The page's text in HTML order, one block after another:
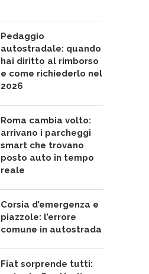
Pedaggio
autostradale: quando
hai diritto al rimborso
e come richiederlo nel
2026
Roma cambia volto:
arrivano i parcheggi
smart che trovano
posto auto in tempo
reale
Corsia d’emergenza e
piazzole: l’errore
comune in autostrada
Fiat sorprende tutti: